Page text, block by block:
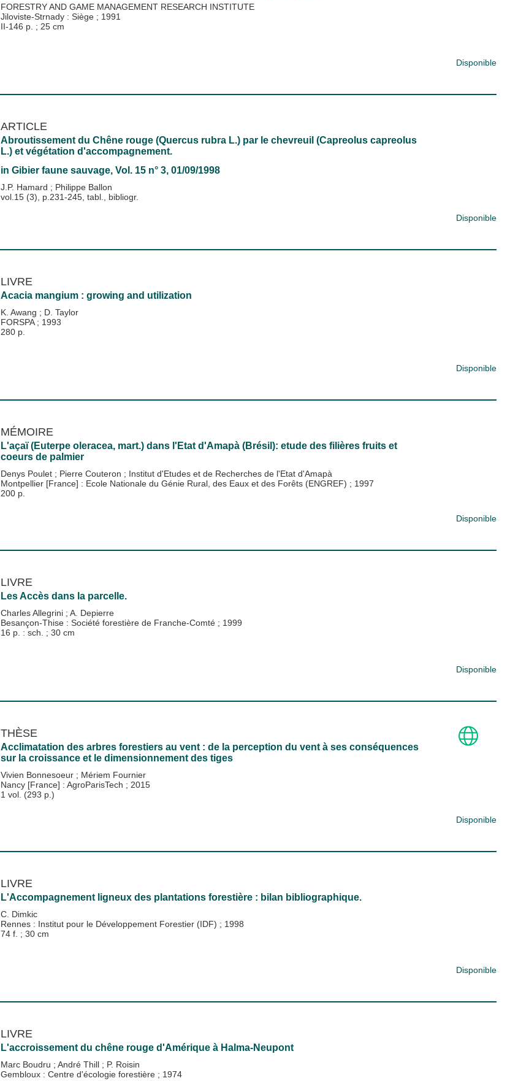
FORESTRY AND GAME MANAGEMENT RESEARCH INSTITUTE
Jiloviste-Strnady : Siège ; 1991
II-146 p. ; 25 cm
Disponible
ARTICLE
Abroutissement du Chêne rouge (Quercus rubra L.) par le chevreuil (Capreolus capreolus
L.) et végétation d'accompagnement.
in Gibier faune sauvage, Vol. 15 n° 3, 01/09/1998
J.P. Hamard ; Philippe Ballon
vol.15 (3), p.231-245, tabl., bibliogr.
Disponible
LIVRE
Acacia mangium : growing and utilization
K. Awang ; D. Taylor
FORSPA ; 1993
280 p.
Disponible
MÉMOIRE
L'açaï (Euterpe oleracea, mart.) dans l'Etat d'Amapà (Brésil): etude des filières fruits et
coeurs de palmier
Denys Poulet ; Pierre Couteron ; Institut d'Etudes et de Recherches de l'Etat d'Amapà
Montpellier [France] : Ecole Nationale du Génie Rural, des Eaux et des Forêts (ENGREF) ; 1997
200 p.
Disponible
LIVRE
Les Accès dans la parcelle.
Charles Allegrini ; A. Depierre
Besançon-Thise : Société forestière de Franche-Comté ; 1999
16 p. : sch. ; 30 cm
Disponible
THÈSE
Acclimatation des arbres forestiers au vent : de la perception du vent à ses conséquences
sur la croissance et le dimensionnement des tiges
Vivien Bonnesoeur ; Mériem Fournier
Nancy [France] : AgroParisTech ; 2015
1 vol. (293 p.)
Disponible
LIVRE
L'Accompagnement ligneux des plantations forestière : bilan bibliographique.
C. Dimkic
Rennes : Institut pour le Développement Forestier (IDF) ; 1998
74 f. ; 30 cm
Disponible
LIVRE
L'accroissement du chêne rouge d'Amérique à Halma-Neupont
Marc Boudru ; André Thill ; P. Roisin
Gembloux : Centre d'écologie forestière ; 1974